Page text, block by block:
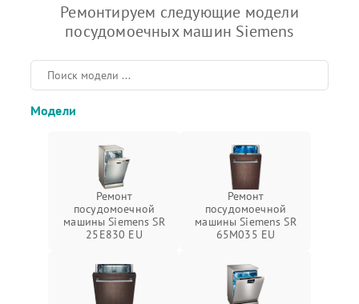
Ремонтируем следующие модели
посудомоечных машин Siemens
Модели
Ремонт
посудомоечной
машины Siemens SR
25E830 EU
Ремонт
посудомоечной
машины Siemens SR
65M035 EU